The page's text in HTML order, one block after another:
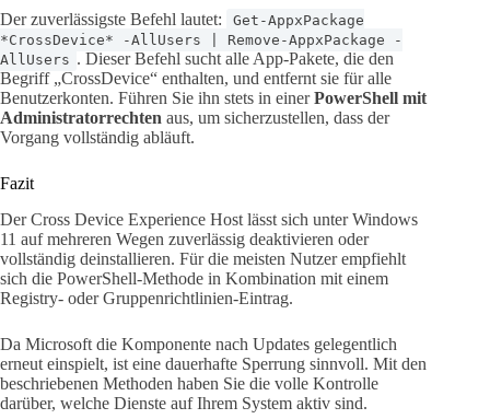
Der zuverlässigste Befehl lautet:
Get-AppxPackage
*CrossDevice* -AllUsers | Remove-AppxPackage -
AllUsers . Dieser Befehl sucht alle App-Pakete, die den
Begriff „CrossDevice“ enthalten, und entfernt sie für alle
Benutzerkonten. Führen Sie ihn stets in einerPowerShell mit
Administratorrechten aus, um sicherzustellen, dass der
Vorgang vollständig abläuft.
Fazit
Der Cross Device Experience Host lässt sich unter Windows
11 auf mehreren Wegen zuverlässig deaktivieren oder
vollständig deinstallieren. Für die meisten Nutzer empfiehlt
sich die PowerShell-Methode in Kombination mit einem
Registry- oder Gruppenrichtlinien-Eintrag.
Da Microsoft die Komponente nach Updates gelegentlich
erneut einspielt, ist eine dauerhafte Sperrung sinnvoll. Mit den
beschriebenen Methoden haben Sie die volle Kontrolle
darüber, welche Dienste auf Ihrem System aktiv sind.